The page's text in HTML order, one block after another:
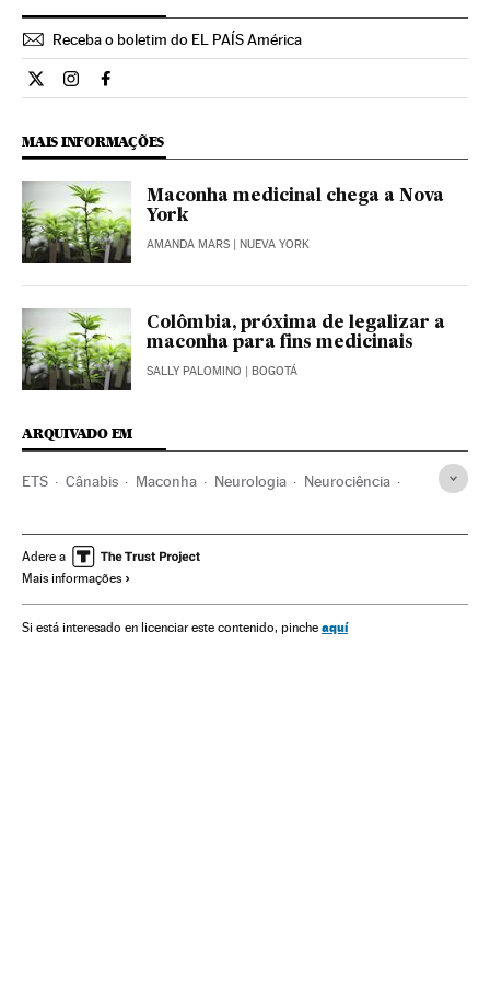
Receba o boletim do EL PAÍS América
Ciencia El País Brasil en Twitter
Ciencia El País Brasil en Instagram
Ciencia El País Brasil en Facebook
MAIS INFORMAÇÕES
Maconha medicinal chega a Nova
York
AMANDA MARS | NUEVA YORK
Colômbia, próxima de legalizar a
maconha para fins medicinais
SALLY PALOMINO | BOGOTÁ
ARQUIVADO EM
ETS Cânabis Maconha Neurologia Neurociência
Doenças infecciosas Doenças
Ciência
Adere a
Mais informações
Si está interesado en licenciar este contenido, pinche aquí